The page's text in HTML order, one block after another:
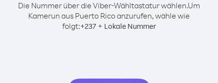
Die Nummer über die Viber-Wähltastatur wählen.Um
Kamerun aus Puerto Rico anzurufen, wähle wie
folgt:+237+ Lokale Nummer